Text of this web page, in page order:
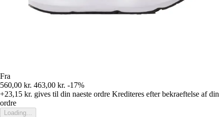
Fra
560,00 kr. 463,00 kr. -17%
+23,15 kr. gives til din naeste ordre Krediteres efter bekraeftelse af din
ordre
Loading...